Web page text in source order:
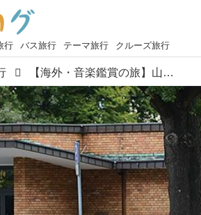
行 バス旅行 テーマ旅行 クルーズ旅行
【海外・音楽鑑賞の旅】山本直幸講師の音楽の旅情報～ベートーヴェンを旅しよう！～